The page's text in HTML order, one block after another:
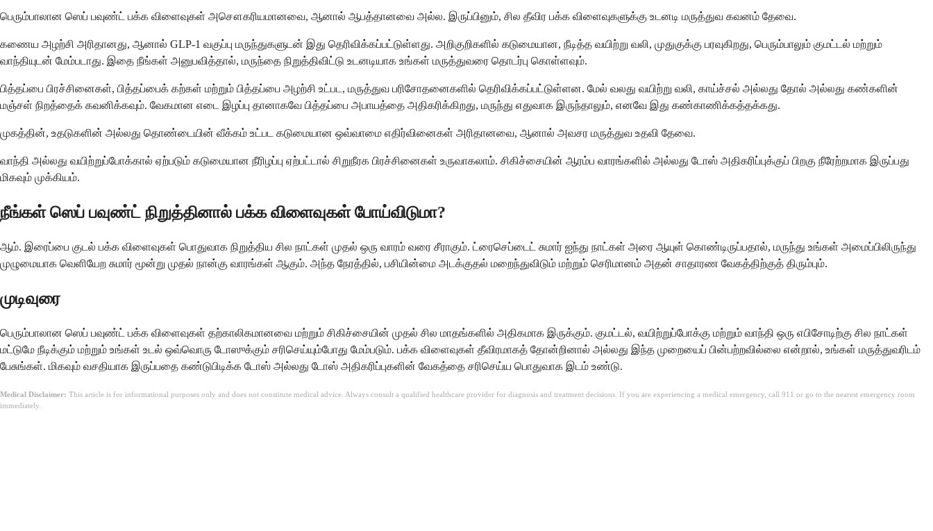
பெரும்பாலான ஸெப் பவுண்ட் பக்க விளைவுகள் அசௌகரியமானவை, ஆனால் ஆபத்தானவை அல்ல. இருப்பினும், சில தீவிர பக்க விளைவுகளுக்கு உடனடி மருத்துவ கவனம் தேவை.
கணைய அழற்சி அரிதானது, ஆனால் GLP-1 வகுப்பு மருந்துகளுடன் இது தெரிவிக்கப்பட்டுள்ளது. அறிகுறிகளில் கடுமையான, நீடித்த வயிற்று வலி, முதுகுக்கு பரவுகிறது, பெரும்பாலும் குமட்டல் மற்றும்
வாந்தியுடன் மேம்படாது. இதை நீங்கள் அனுபவித்தால், மருந்தை நிறுத்திவிட்டு உடனடியாக உங்கள் மருத்துவரை தொடர்பு கொள்ளவும்.
பித்தப்பை பிரச்சினைகள், பித்தப்பைக் கற்கள் மற்றும் பித்தப்பை அழற்சி உட்பட, மருத்துவ பரிசோதனைகளில் தெரிவிக்கப்பட்டுள்ளன. மேல் வலது வயிற்று வலி, காய்ச்சல் அல்லது தோல் அல்லது கண்களின்
மஞ்சள் நிறத்தைக் கவனிக்கவும். வேகமான எடை இழப்பு தானாகவே பித்தப்பை அபாயத்தை அதிகரிக்கிறது, மருந்து எதுவாக இருந்தாலும், எனவே இது கண்காணிக்கத்தக்கது.
முகத்தின், உதடுகளின் அல்லது தொண்டையின் வீக்கம் உட்பட கடுமையான ஒவ்வாமை எதிர்வினைகள் அரிதானவை, ஆனால் அவசர மருத்துவ உதவி தேவை.
வாந்தி அல்லது வயிற்றுப்போக்கால் ஏற்படும் கடுமையான நீரிழப்பு ஏற்பட்டால் சிறுநீரக பிரச்சினைகள் உருவாகலாம். சிகிச்சையின் ஆரம்ப வாரங்களில் அல்லது டோஸ் அதிகரிப்புக்குப் பிறகு நீரேற்றமாக இருப்பது
மிகவும் முக்கியம்.
நீங்கள் ஸெப் பவுண்ட் நிறுத்தினால் பக்க விளைவுகள் போய்விடுமா?
ஆம். இரைப்பை குடல் பக்க விளைவுகள் பொதுவாக நிறுத்திய சில நாட்கள் முதல் ஒரு வாரம் வரை சீராகும். ட்ரைசெப்டைட் சுமார் ஐந்து நாட்கள் அரை ஆயுள் கொண்டிருப்பதால், மருந்து உங்கள் அமைப்பிலிருந்து
முழுமையாக வெளியேற சுமார் மூன்று முதல் நான்கு வாரங்கள் ஆகும். அந்த நேரத்தில், பசியின்மை அடக்குதல் மறைந்துவிடும் மற்றும் செரிமானம் அதன் சாதாரண வேகத்திற்குத் திரும்பும்.
முடிவுரை
பெரும்பாலான ஸெப் பவுண்ட் பக்க விளைவுகள் தற்காலிகமானவை மற்றும் சிகிச்சையின் முதல் சில மாதங்களில் அதிகமாக இருக்கும். குமட்டல், வயிற்றுப்போக்கு மற்றும் வாந்தி ஒரு எபிசோடிற்கு சில நாட்கள்
மட்டுமே நீடிக்கும் மற்றும் உங்கள் உடல் ஒவ்வொரு டோஸுக்கும் சரிசெய்யும்போது மேம்படும். பக்க விளைவுகள் தீவிரமாகத் தோன்றினால் அல்லது இந்த முறையைப் பின்பற்றவில்லை என்றால், உங்கள் மருத்துவரிடம்
பேசுங்கள். மிகவும் வசதியாக இருப்பதை கண்டுபிடிக்க டோஸ் அல்லது டோஸ் அதிகரிப்புகளின் வேகத்தை சரிசெய்ய பொதுவாக இடம் உண்டு.
Medical Disclaimer: This article is for informational purposes only and does not constitute medical advice. Always consult a qualified healthcare provider for diagnosis and treatment decisions. If you are experiencing a medical emergency, call 911 or go to the nearest emergency room
immediately.